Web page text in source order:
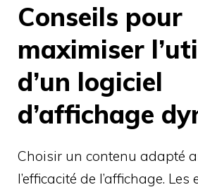
Conseils pour
maximiser
d’un logiciel
d’affichage
Choisir un contenu adapté
l’efficacité de l’affichage.